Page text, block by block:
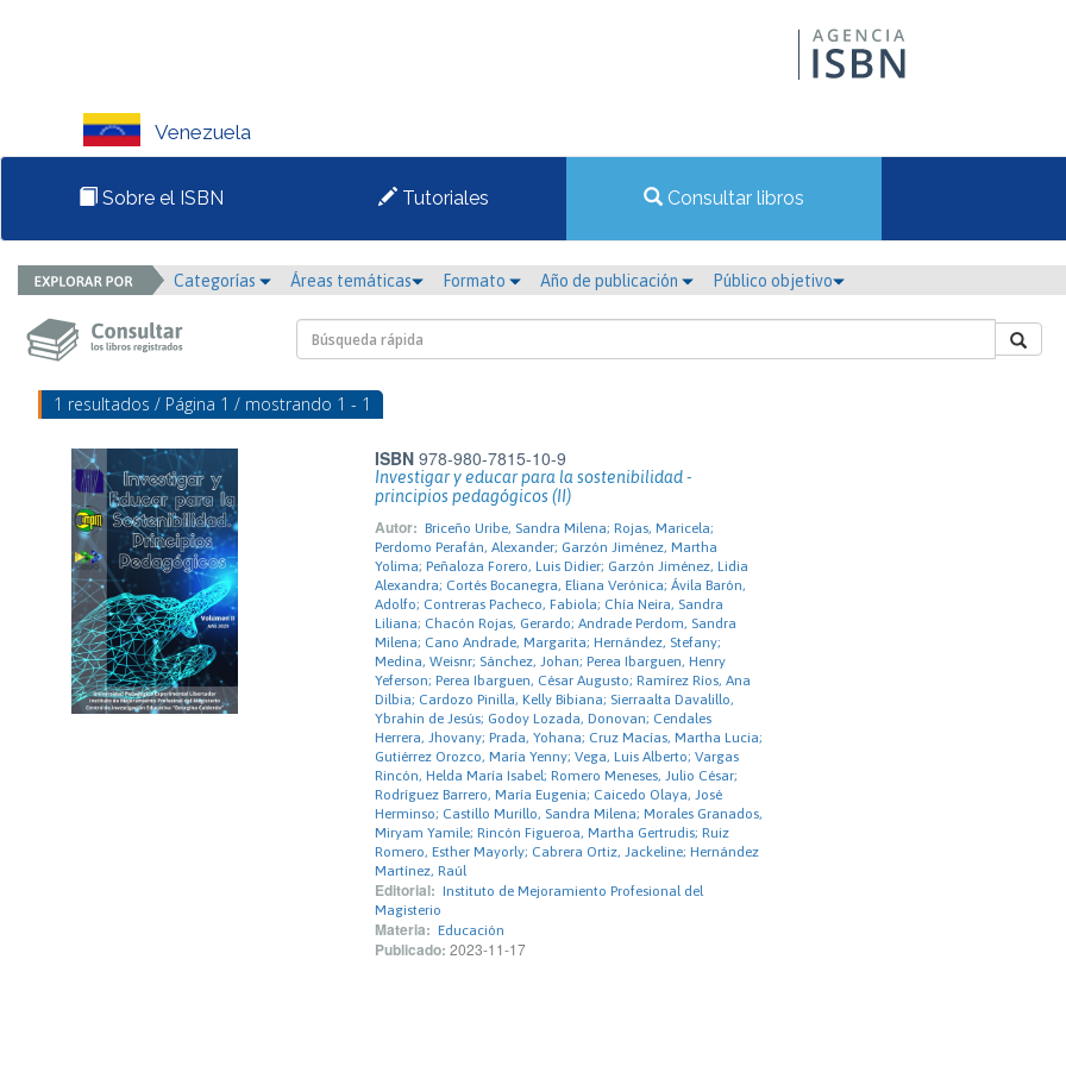
Venezuela
Sobre el ISBN Tutoriales Consultar libros
Categorías Áreas temáticas Formato Año de publicación Público objetivo
1 resultados / Página 1 / mostrando 1 - 1
ISBN 978-980-7815-10-9
Investigar y educar para la sostenibilidad -
principios pedagógicos (II)
Autor: Briceño Uribe, Sandra Milena; Rojas, Maricela;
Perdomo Perafán, Alexander; Garzón Jiménez, Martha
Yolima; Peñaloza Forero, Luis Didier; Garzón Jiménez, Lidia
Alexandra; Cortés Bocanegra, Eliana Verónica; Ávila Barón,
Adolfo; Contreras Pacheco, Fabiola; Chía Neira, Sandra
Liliana; Chacón Rojas, Gerardo; Andrade Perdom, Sandra
Milena; Cano Andrade, Margarita; Hernández, Stefany;
Medina, Weisnr; Sánchez, Johan; Perea Ibarguen, Henry
Yeferson; Perea Ibarguen, César Augusto; Ramírez Ríos, Ana
Dilbia; Cardozo Pinilla, Kelly Bibiana; Sierraalta Davalillo,
Ybrahin de Jesús; Godoy Lozada, Donovan; Cendales
Herrera, Jhovany; Prada, Yohana; Cruz Macías, Martha Lucia;
Gutiérrez Orozco, María Yenny; Vega, Luis Alberto; Vargas
Rincón, Helda María Isabel; Romero Meneses, Julio César;
Rodríguez Barrero, María Eugenia; Caicedo Olaya, José
Herminso; Castillo Murillo, Sandra Milena; Morales Granados,
Miryam Yamile; Rincón Figueroa, Martha Gertrudis; Ruiz
Romero, Esther Mayorly; Cabrera Ortiz, Jackeline; Hernández
Martínez, Raúl
Editorial: Instituto de Mejoramiento Profesional del
Magisterio
Materia: Educación
Publicado: 2023-11-17